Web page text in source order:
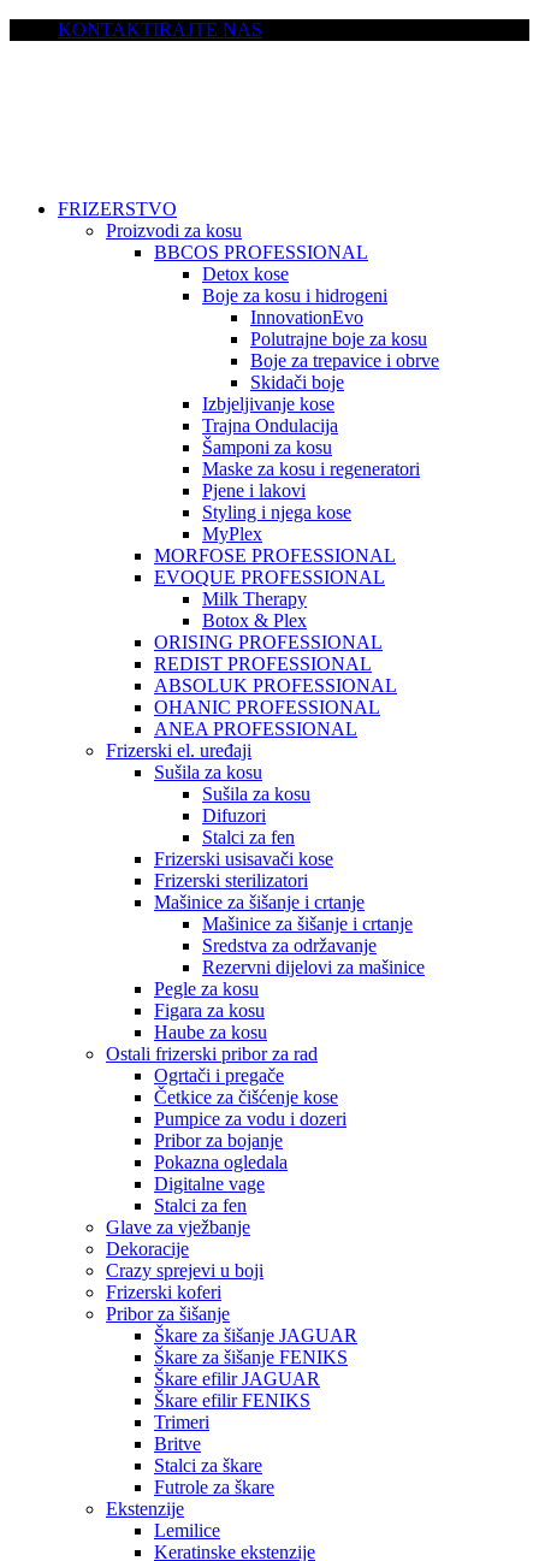
KONTAKTIRAJTE NAS
FRIZERSTVO
Proizvodi za kosu
BBCOS PROFESSIONAL
Detox kose
Boje za kosu i hidrogeni
InnovationEvo
Polutrajne boje za kosu
Boje za trepavice i obrve
Skidači boje
Izbjeljivanje kose
Trajna Ondulacija
Šamponi za kosu
Maske za kosu i regeneratori
Pjene i lakovi
Styling i njega kose
MyPlex
MORFOSE PROFESSIONAL
EVOQUE PROFESSIONAL
Milk Therapy
Botox & Plex
ORISING PROFESSIONAL
REDIST PROFESSIONAL
ABSOLUK PROFESSIONAL
OHANIC PROFESSIONAL
ANEA PROFESSIONAL
Frizerski el. uređaji
Sušila za kosu
Sušila za kosu
Difuzori
Stalci za fen
Frizerski usisavači kose
Frizerski sterilizatori
Mašinice za šišanje i crtanje
Mašinice za šišanje i crtanje
Sredstva za održavanje
Rezervni dijelovi za mašinice
Pegle za kosu
Figara za kosu
Haube za kosu
Ostali frizerski pribor za rad
Ogrtači i pregače
Četkice za čišćenje kose
Pumpice za vodu i dozeri
Pribor za bojanje
Pokazna ogledala
Digitalne vage
Stalci za fen
Glave za vježbanje
Dekoracije
Crazy sprejevi u boji
Frizerski koferi
Pribor za šišanje
Škare za šišanje JAGUAR
Škare za šišanje FENIKS
Škare efilir JAGUAR
Škare efilir FENIKS
Trimeri
Britve
Stalci za škare
Futrole za škare
Ekstenzije
Lemilice
Keratinske ekstenzije